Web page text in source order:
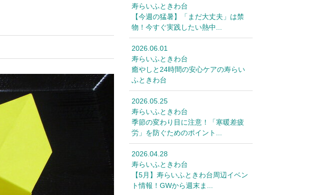
寿らいふときわ台
【今週の猛暑】「まだ大丈夫」は禁
物！今すぐ実践したい熱中...
2026.06.01
寿らいふときわ台
癒やしと24時間の安心ケアの寿らい
ふときわ台
2026.05.25
寿らいふときわ台
季節の変わり目に注意！「寒暖差疲
労」を防ぐためのポイント...
2026.04.28
寿らいふときわ台
【5月】寿らいふときわ台周辺イベン
ト情報！GWから週末ま...